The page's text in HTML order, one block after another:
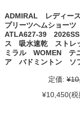
ADMIRAL レディー
プリーツヘムショーツ
ATLA627-39
ス 吸水速乾 ストレ
ミラル WOMEN テ
ア バドミントン ソ
定価:
¥10,450(税